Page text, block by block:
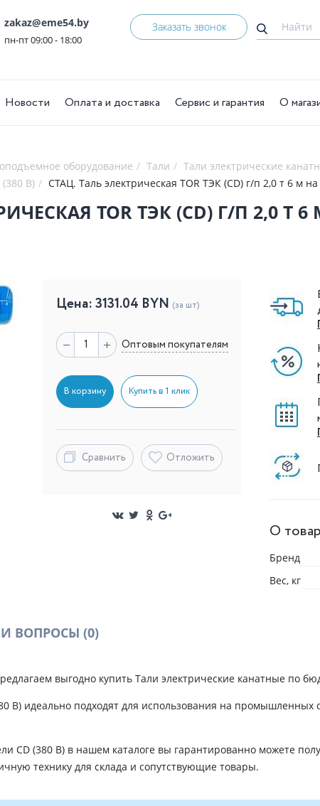
zakaz@eme54.by
пн-пт 09:00 - 18:00
Заказать звонок
Новости Оплата и доставка Сервис и гарантия О
оборудование Тали
Тали электрические
В)
СТАЦ. Таль электрическая TOR ТЭК (CD) г/п 2,0 т 6 м на
TOR ТЭК (CD) Г/П 2,0 Т
Цена:3131.04 BYN (за шт)
Оптовым покупателям
В корзину Купить в 1 клик
Сравнить Отложить
О
Бренд
Вес, кг
ВОПРОСЫ (0)
выгодно купить Тали электрические канатные по
В) идеально подходят для использования на
CD (380 В) в нашем каталоге вы гарантированно можете
технику для склада и сопутствующие товары.